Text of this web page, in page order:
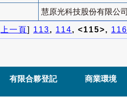
慧原光科技股份有限公司
上一頁] 113, 114, <115>, 116
有限合夥登記 商業環境